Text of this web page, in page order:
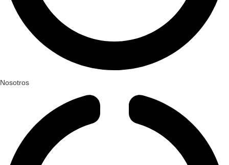
Nosotros